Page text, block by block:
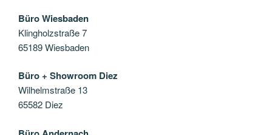
Büro Wiesbaden
Klingholzstraße 7
65189 Wiesbaden
Büro + Showroom Diez
Wilhelmstraße 13
65582 Diez